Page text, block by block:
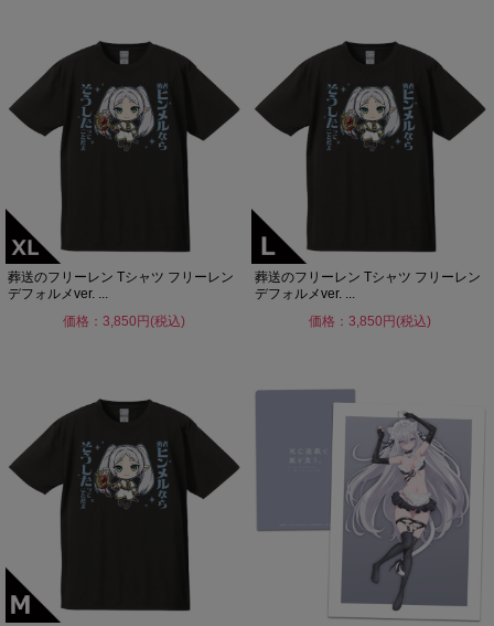
葬送のフリーレン Tシャツ フリーレン
デフォルメver. ...
価格：3,850円(税込)
葬送のフリーレン Tシャツ フリーレン
デフォルメver. ...
価格：3,850円(税込)